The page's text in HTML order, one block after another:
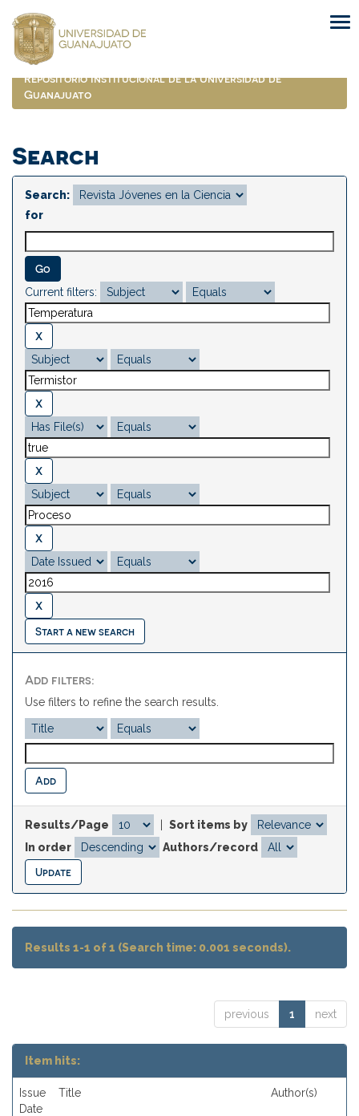
navigation
Repositorio Institucional de la Universidad de
Guanajuato
Search
Search:
for
Current filters:
Start a new search
Add filters:
Use filters to refine the search results.
Results/Page
Sort items by
In order
Authors/record
Results 1-1 of 1 (Search time: 0.001 seconds).
previous 1 next
Item hits:
Issue
Date
Title Author(s)